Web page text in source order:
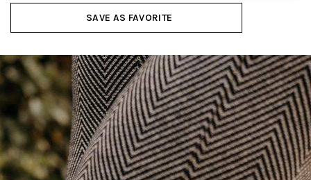
SAVE AS FAVORITE